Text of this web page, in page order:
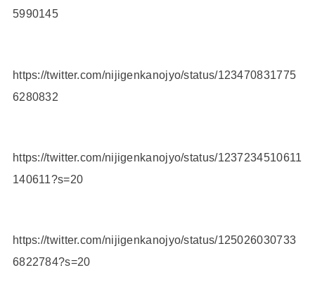
5990145
https://twitter.com/nijigenkanojyo/status/123470831775
6280832
https://twitter.com/nijigenkanojyo/status/1237234510611
140611?s=20
https://twitter.com/nijigenkanojyo/status/125026030733
6822784?s=20